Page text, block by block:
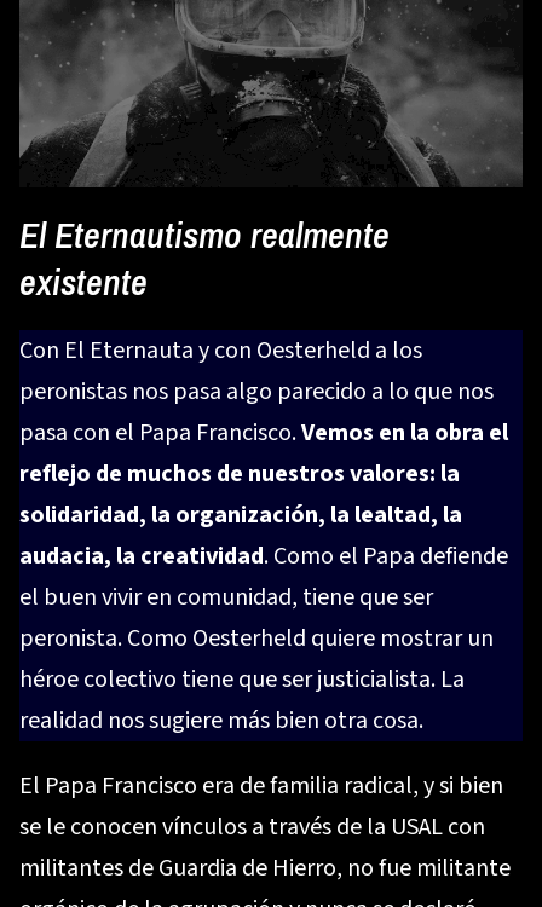
El Eternautismo realmente
existente
Con El Eternauta y con Oesterheld a los
peronistas nos pasa algo parecido a lo que nos
pasa con el Papa Francisco.Vemos en la obra el
reflejo de muchos de nuestros valores: la
solidaridad, la organización, la lealtad, la
audacia, la creatividad. Como el Papa defiende
el buen vivir en comunidad, tiene que ser
peronista. Como Oesterheld quiere mostrar un
héroe colectivo tiene que ser justicialista. La
realidad nos sugiere más bien otra cosa.
El Papa Francisco era de familia radical, y si bien
se le conocen vínculos a través de la USAL con
militantes de Guardia de Hierro, no fue militante